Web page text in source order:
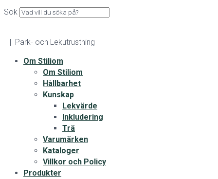
Sök
| Park- och Lekutrustning
Om Stiliom
Om Stiliom
Hållbarhet
Kunskap
Lekvärde
Inkludering
Trä
Varumärken
Kataloger
Villkor och Policy
Produkter